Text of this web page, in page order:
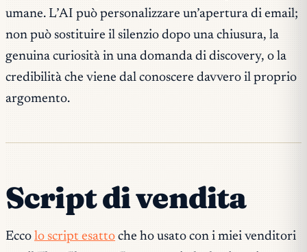
umane. L’AI può personalizzare un’apertura di email;
non può sostituire il silenzio dopo una chiusura, la
genuina curiosità in una domanda di discovery, o la
credibilità che viene dal conoscere davvero il proprio
argomento.
Script di vendita
Ecco lo script esatto che ho usato con i miei venditori